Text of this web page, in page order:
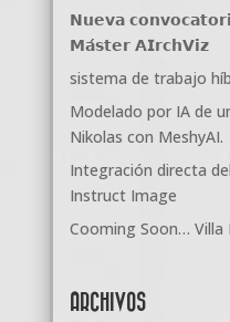
𝗡𝘂𝗲𝘃𝗮
𝗠𝗮́𝘀𝘁𝗲𝗿 𝗔𝗜𝗿𝗰𝗵𝗩𝗶𝘇
sistema de trabajo
Modelado por IA de
Nikolas con MeshyAI.
Integración directa
Instruct Image
Cooming Soon… Villa
ARCHIVOS